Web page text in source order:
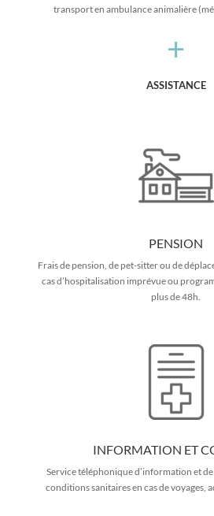
transport en ambulance animalière
+
ASSISTANCE
PENSION
Frais de pension, de pet-sitter ou de
cas d’hospitalisation imprévue ou
plus de 48h.
INFORMATION ET
Service téléphonique d’information et
conditions sanitaires en cas de voyages,